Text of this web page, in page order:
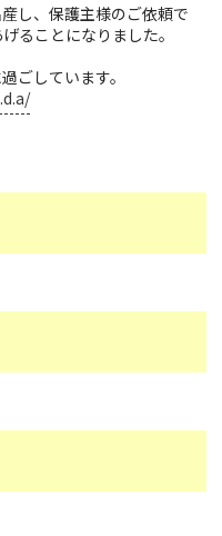
し、保護主様のご依頼で
ることになりました。
ごしています。